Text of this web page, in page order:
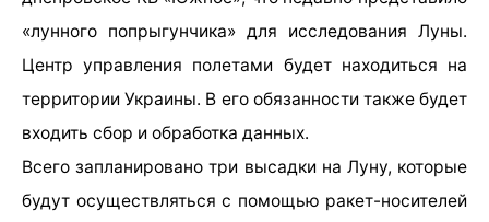
«лунного попрыгунчика» для исследования Луны.
Центр управления полетами будет находиться на
территории Украины. В его обязанности также будет
входить сбор и обработка данных.
Всего запланировано три высадки на Луну, которые
будут осуществляться с помощью ракет-носителей